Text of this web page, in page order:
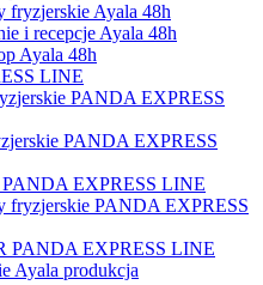
fryzjerskie Ayala 48h
i recepcje Ayala 48h
Ayala 48h
LINE
PANDA EXPRESS
PANDA EXPRESS
PANDA EXPRESS LINE
fryzjerskie PANDA EXPRESS
PANDA EXPRESS LINE
Ayala produkcja